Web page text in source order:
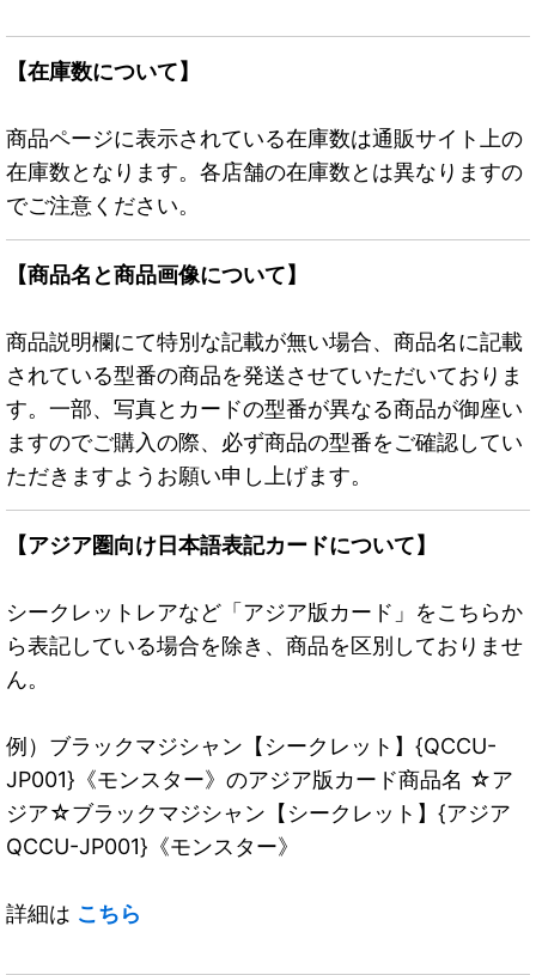
【在庫数について】
商品ページに表示されている在庫数は通販サイト上の
在庫数となります。各店舗の在庫数とは異なりますの
でご注意ください。
【商品名と商品画像について】
商品説明欄にて特別な記載が無い場合、商品名に記載
されている型番の商品を発送させていただいておりま
す。一部、写真とカードの型番が異なる商品が御座い
ますのでご購入の際、必ず商品の型番をご確認してい
ただきますようお願い申し上げます。
【アジア圏向け日本語表記カードについて】
シークレットレアなど「アジア版カード」をこちらか
ら表記している場合を除き、商品を区別しておりませ
ん。
例）ブラックマジシャン【シークレット】{QCCU-
JP001}《モンスター》のアジア版カード商品名 ☆ア
ジア☆ブラックマジシャン【シークレット】{アジア
QCCU-JP001}《モンスター》
詳細は こちら